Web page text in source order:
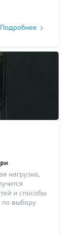
Подробнее
нагрузка,
и способы
по выбору